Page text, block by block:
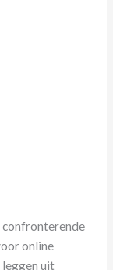
confronterende
online
leggen uit